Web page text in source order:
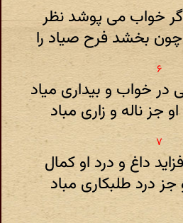
خواب می پوشد نظر
چون بخشد فرح صیاد را
خواب و بیداری میاد
جز ناله و زاری مباد
داغ و درد او کمال
درد طلبکاری مباد